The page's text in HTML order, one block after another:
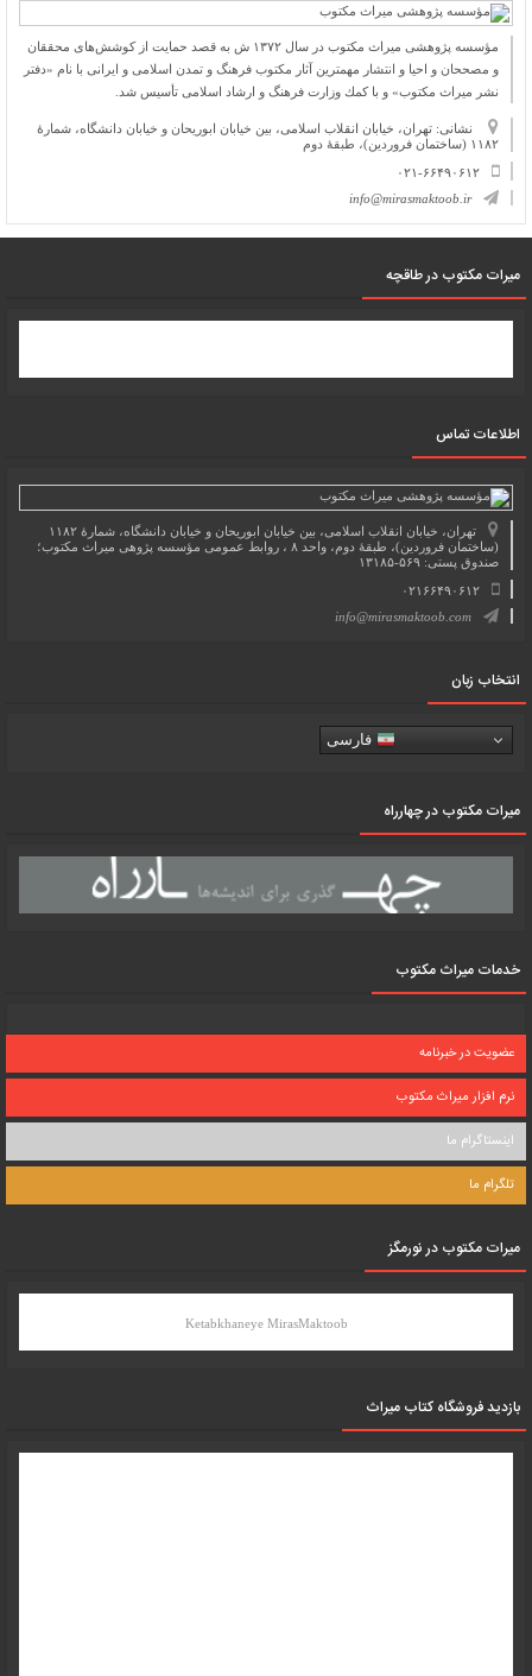
مؤسسه پژوهشی میراث مكتوب در سال ۱۳۷۲ ش به قصد حمایت از كوشش‌های محققان
و مصححان و احیا و انتشار مهمترین آثار مكتوب فرهنگ و تمدن اسلامی و ایرانی با نام «دفتر
نشر میراث مكتوب» و با كمك وزارت فرهنگ و ارشاد اسلامی تأسیس شد.
نشانی: تهران، خیابان انقلاب اسلامی، بین خیابان ابوریحان و خیابان دانشگاه، شمارۀ
۱۱۸۲ (ساختمان فروردین)، طبقۀ دوم
۰۲۱-۶۶۴۹۰۶۱۲
info@mirasmaktoob.ir
میرات مکتوب در طاقچه
اطلاعات تماس
تهران، خیابان انقلاب اسلامی، بین خیابان ابوریحان و خیابان دانشگاه، شمارۀ ۱۱۸۲
(ساختمان فروردین)، طبقۀ دوم، واحد ۸ ، روابط عمومی مؤسسه پژوهی میراث مکتوب؛
صندوق پستی: ۵۶۹-۱۳۱۸۵
۰۲۱۶۶۴۹۰۶۱۲
info@mirasmaktoob.com
انتخاب زبان
فارسی
میرات مکتوب در چهارراه
خدمات میراث مکتوب
عضویت در خبرنامه
نرم افزار میراث مکتوب
اینستاگرام ما
تلگرام ما
میرات مکتوب در نورمگز
Ketabkhaneye MirasMaktoob
بازدید فروشگاه کتاب میراث